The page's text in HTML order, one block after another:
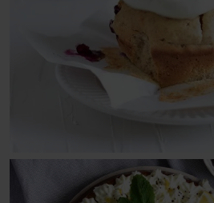
Schoko-Kirsch-Muffins
Schokomuffins
Topfen-Beeren-Cupcakes
Quark-Beeren-Cupcakes
Mohn-Topfen-Torte (Mohn-
Schokoladentorte